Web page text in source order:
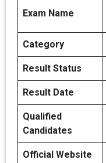
Exam Name
Category
Result Status
Result Date
Qualified
Candidates
Official Website